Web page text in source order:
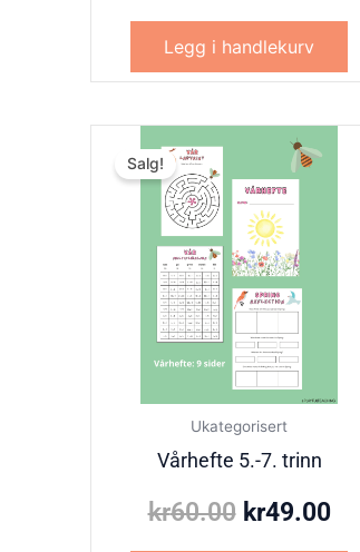
Legg i handlekurv
Salg!
Ukategorisert
Vårhefte 5.-7. trinn
kr60.00
Opprinnelig
pris
var:
kr60.00.
kr49.00